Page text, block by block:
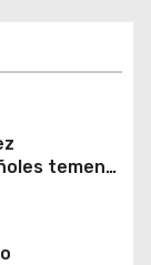
temen
su